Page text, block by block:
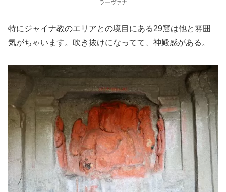
ラーヴァナ
特にジャイナ教のエリアとの境目にある29窟は他と雰囲
気がちゃいます。吹き抜けになってて、神殿感がある。